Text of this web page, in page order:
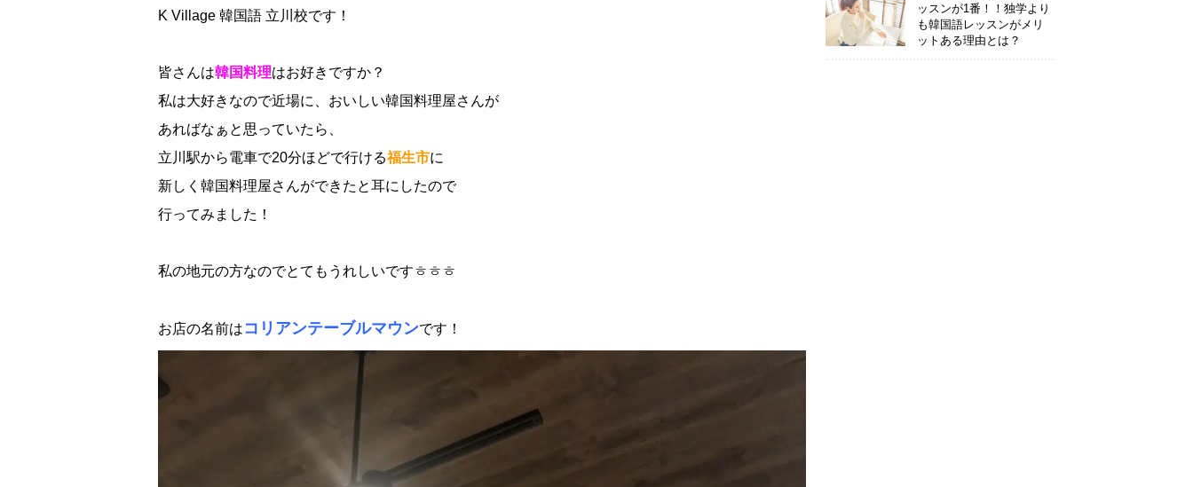
K Village 韓国語 立川校です！
皆さんは韓国料理はお好きですか？
私は大好きなので近場に、おいしい韓国料理屋さんが
あればなぁと思っていたら、
立川駅から電車で20分ほどで行ける福生市に
新しく韓国料理屋さんができたと耳にしたので
行ってみました！
私の地元の方なのでとてもうれしいですㅎㅎㅎ
お店の名前はコリアンテーブルマウンです！
ッスンが1番！！独学より
も韓国語レッスンがメリ
ットある理由とは？